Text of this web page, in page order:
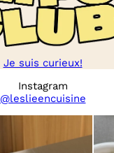
Je suis curieux!
Instagram
@leslieencuisine